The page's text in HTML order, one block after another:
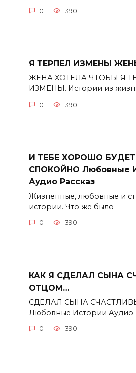
0 390
Я ТЕРПЕЛ ИЗМЕНЫ
ЖЕНА ХОТЕЛА ЧТОБЫ Я
ИЗМЕНЫ. Истории из
0 390
И ТЕБЕ ХОРОШО
СПОКОЙНО Любовные
Аудио Рассказ
Жизненные, любовные и
истории. Что же было
0 390
КАК Я СДЕЛАЛ СЫНА
ОТЦОМ…
СДЕЛАЛ СЫНА
Любовные Истории Аудио
0 390